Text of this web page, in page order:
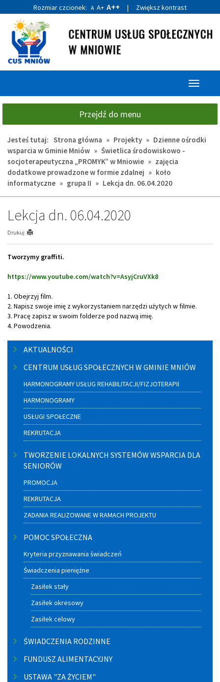
Przejdź
głównej
treści
Przejdź
wyszukiwarki
Rozmiar czcionek: A A+ A++ | Zwiększ kontrast
Przełącz
Przejdź do menu
Jesteś tutaj: Strona główna » Projekty » Dzienne ośrodki
wsparcia w Gminie Mniów » Świetlica środowiskowo -
socjoterapeutyczna „PROMYK” w Mniowie » zajęcia
dodatkowe prowadzone w formie zdalnej » koło
informatyczne » grupa II » Lekcja dn. 06.04.2020
Lekcja dn. 06.04.2020
Drukuj
Tworzymy graffiti.
https://www.youtube.com/watch?v=AsyjCruVXk8
1. Obejrzyj film.
2. Napisz swoje imię z wykorzystaniem narzędzi użytych w filmie.
3. Pracę zapisz w swoim folderze pod nazwą imię.
4. Powodzenia.
MenuAKTUALNOŚCI
CENTRUM USŁUG SPOŁECZNYCH W GMINIE MNIÓW
HARMONOGRAMY USŁUG REHABILITACJI/FIZJOTERAPII
HARMONOGRAMY
USŁUGI SPOŁECZNE
REKRUTACJA
TWORZENIE LOKALNYCH SYSTEMÓW WSPARCIA DLA
SENIORÓW
PROMOCJA
REKRUTACJA
ZADANIA REALIZOWANE W RAMACH PROJEKTU
POMOC SPOŁECZNA
Kryteria przyznawania świadczeń
Świadczenia pieniężne
Zasiłek stały
Zasiłek okresowy
Zasiłek celowy
ŚWIADCZENIA RODZINNE
FUNDUSZ ALIMENTACYJNY
USTAWA "ZA ŻYCIEM"